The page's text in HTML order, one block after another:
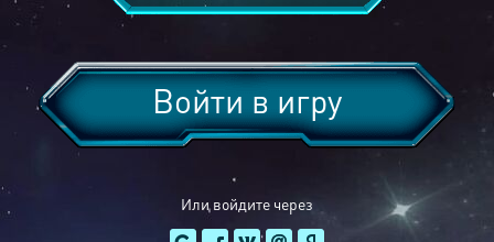
Или войдите через
Войти в игру